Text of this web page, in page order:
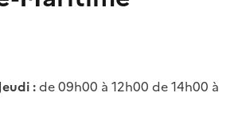
:de 09h00 à 12h00 de 14h00 à